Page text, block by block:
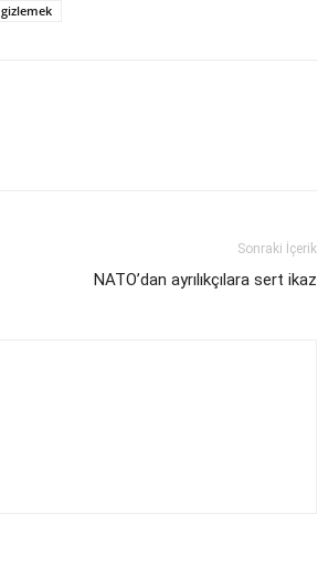
Sonraki İçerik
NATO’dan ayrılıkçılara sert ikaz